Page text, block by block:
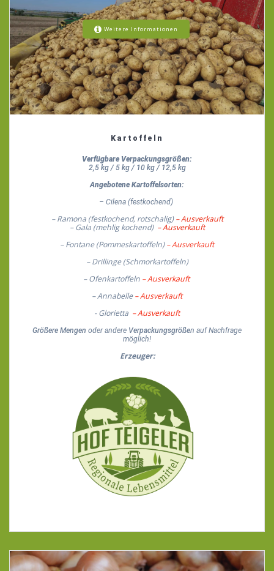
Weitere Informationen
Kartoffeln
Verfügbare Verpackungsgrößen:
2,5 kg / 5 kg / 10 kg / 12,5 kg
Angebotene Kartoffelsorten:
– Cilena (festkochend)
– Ramona (festkochend, rotschalig)– Ausverkauft
– Gala (mehlig kochend) – Ausverkauft
– Fontane (Pommeskartoffeln)– Ausverkauft
– Drillinge (Schmorkartoffeln)
– Ofenkartoffeln – Ausverkauft
– Annabelle– Ausverkauft
- Glorietta – Ausverkauft
Größere Mengen oder andere Verpackungsgrößen auf Nachfrage
möglich!
Erzeuger: